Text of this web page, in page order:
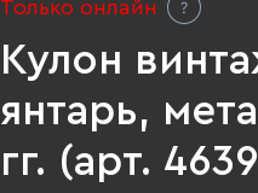
Только онлайн
Кулон
янтарь,
гг. (арт.